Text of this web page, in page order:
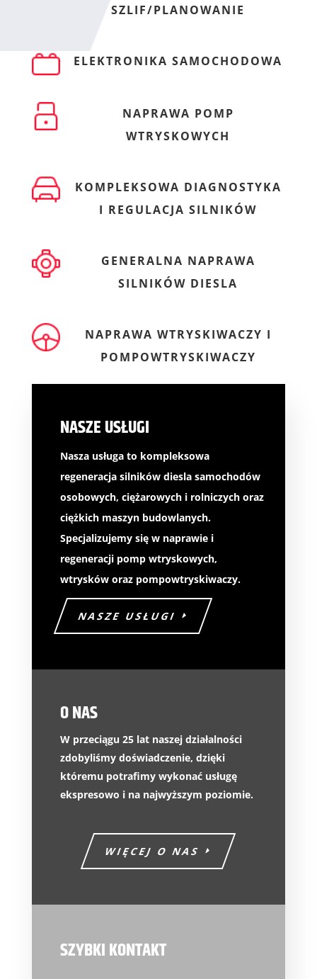
SZLIF/PLANOWANIE
ELEKTRONIKA SAMOCHODOWA
NAPRAWA POMP
WTRYSKOWYCH
KOMPLEKSOWA DIAGNOSTYKA
I REGULACJA SILNIKÓW
GENERALNA NAPRAWA
SILNIKÓW DIESLA
NAPRAWA WTRYSKIWACZY I
POMPOWTRYSKIWACZY
NASZE USŁUGI
Nasza usługa to kompleksowa
regeneracja silników diesla samochodów
osobowych, ciężarowych i rolniczych oraz
ciężkich maszyn budowlanych.
Specjalizujemy się w naprawie i
regeneracji pomp wtryskowych,
wtrysków oraz pompowtryskiwaczy.
NASZE USŁUGI
O NAS
W przeciągu 25 lat naszej działalności
zdobyliśmy doświadczenie, dzięki
któremu potrafimy wykonać usługę
ekspresowo i na najwyższym poziomie.
WIĘCEJ O NAS
SZYBKI KONTAKT